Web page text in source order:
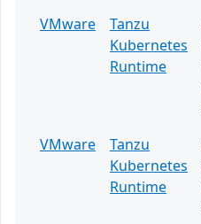
VMware
Tanzu
Kubernetes
Runtime
VMware
Tanzu
Kubernetes
Runtime